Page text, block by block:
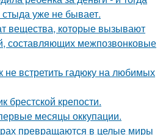
стыда уже не бывает.
вещества, которые вызывают
составляющих межпозвонковые
не встретить гадюку на любимых
брестской крепости.
месяцы оккупации.
превращаются в целые миры